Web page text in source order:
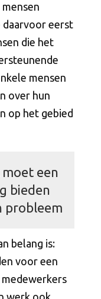
daarvoor eerst
die het
mensen
over hun
op het gebied
een
bieden
probleem
belang is:
voor een
werk ook